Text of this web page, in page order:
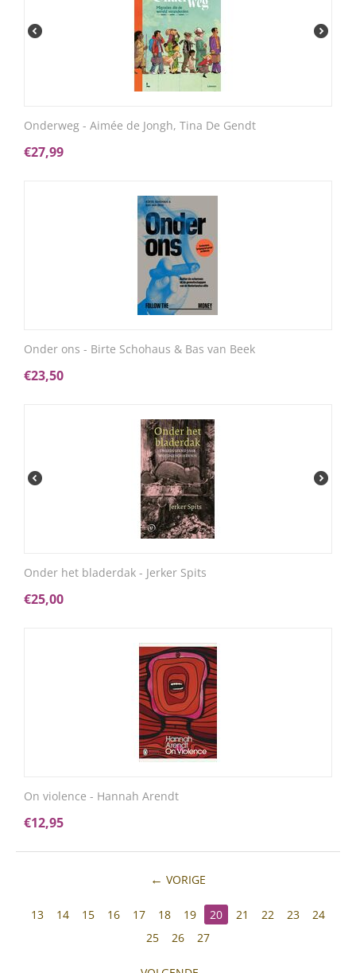
Onderweg - Aimée de Jongh, Tina De Gendt
€27,99
Onder ons - Birte Schohaus & Bas van Beek
€23,50
Onder het bladerdak - Jerker Spits
€25,00
On violence - Hannah Arendt
€12,95
VORIGE
13 14 15 16 17 18 19 20 21 22 23
24
25
26 27